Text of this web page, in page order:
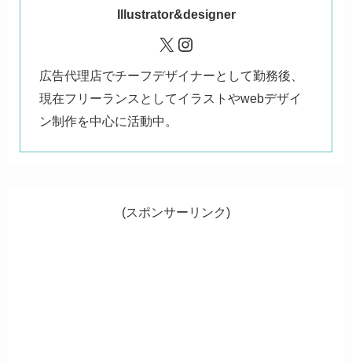
Illustrator&designer
X Instagram
広告代理店でチーフデザイナーとして勤務後、
現在フリーランスとしてイラストやwebデザイ
ン制作を中心に活動中。
(スポンサーリンク)